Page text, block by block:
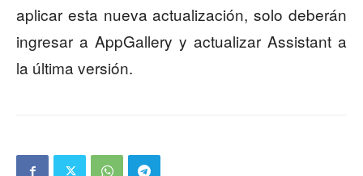
aplicar esta nueva actualización, solo deberán
ingresar a AppGallery y actualizar Assistant a
la última versión.